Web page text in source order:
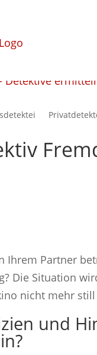
Ihrem Partner
Die Situation
nicht mehr
und